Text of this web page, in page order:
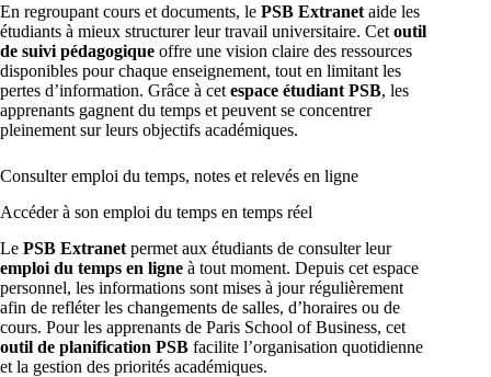
En regroupant cours et documents, le PSB Extranet aide les
étudiants à mieux structurer leur travail universitaire. Cet outil
de suivi pédagogique offre une vision claire des ressources
disponibles pour chaque enseignement, tout en limitant les
pertes d’information. Grâce à cet espace étudiant PSB, les
apprenants gagnent du temps et peuvent se concentrer
pleinement sur leurs objectifs académiques.
Consulter emploi du temps, notes et relevés en ligne
Accéder à son emploi du temps en temps réel
Le PSB Extranet permet aux étudiants de consulter leur
emploi du temps en ligne à tout moment. Depuis cet espace
personnel, les informations sont mises à jour régulièrement
afin de refléter les changements de salles, d’horaires ou de
cours. Pour les apprenants de Paris School of Business, cet
outil de planification PSB facilite l’organisation quotidienne
et la gestion des priorités académiques.